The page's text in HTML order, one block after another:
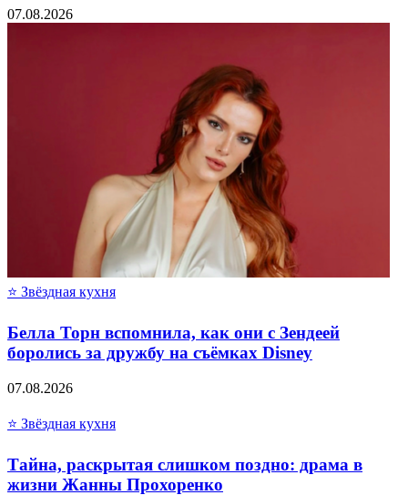
07.08.2026
⭐ Звёздная кухня
Белла Торн вспомнила, как они с Зендеей
боролись за дружбу на съёмках Disney
07.08.2026
⭐ Звёздная кухня
Тайна, раскрытая слишком поздно: драма в
жизни Жанны Прохоренко